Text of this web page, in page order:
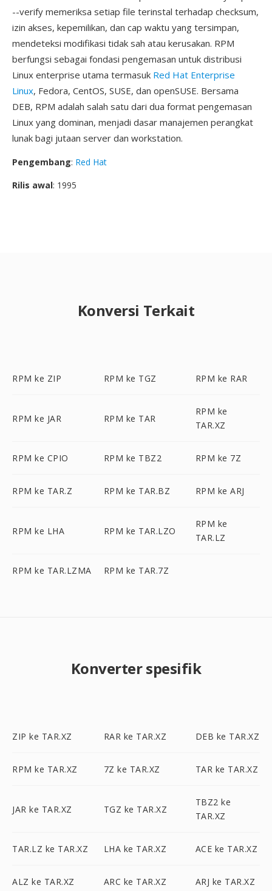
--verify memeriksa setiap file terinstal terhadap checksum,
izin akses, kepemilikan, dan cap waktu yang tersimpan,
mendeteksi modifikasi tidak sah atau kerusakan. RPM
berfungsi sebagai fondasi pengemasan untuk distribusi
Linux enterprise utama termasuk Red Hat Enterprise
Linux, Fedora, CentOS, SUSE, dan openSUSE. Bersama
DEB, RPM adalah salah satu dari dua format pengemasan
Linux yang dominan, menjadi dasar manajemen perangkat
lunak bagi jutaan server dan workstation.
Pengembang: Red Hat
Rilis awal: 1995
Konversi Terkait
RPM ke ZIP RPM ke TGZ RPM ke RAR
RPM ke JAR RPM ke TAR
RPM ke
TAR.XZ
RPM ke CPIO RPM ke TBZ2 RPM ke 7Z
RPM ke TAR.Z RPM ke TAR.BZ RPM ke ARJ
RPM ke LHA RPM ke TAR.LZO
RPM ke
TAR.LZ
RPM ke TAR.LZMA RPM ke TAR.7Z
Konverter spesifik
ZIP ke TAR.XZ RAR ke TAR.XZ DEB ke TAR.XZ
RPM ke TAR.XZ 7Z ke TAR.XZ TAR ke TAR.XZ
JAR ke TAR.XZ TGZ ke TAR.XZ
TBZ2 ke
TAR.XZ
TAR.LZ ke TAR.XZ LHA ke TAR.XZ ACE ke TAR.XZ
ALZ ke TAR.XZ ARC ke TAR.XZ ARJ ke TAR.XZ